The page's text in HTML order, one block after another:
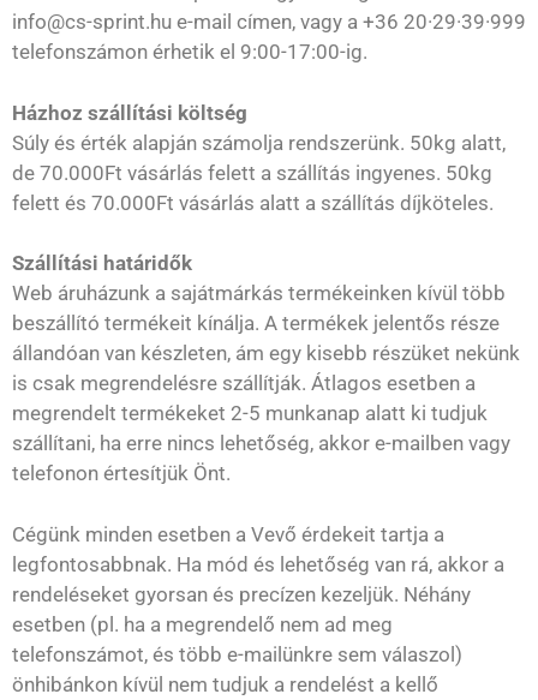
info@cs-sprint.hu e-mail címen, vagy a +36 20·29·39·999
telefonszámon érhetik el 9:00-17:00-ig.
Házhoz szállítási költség
Súly és érték alapján számolja rendszerünk. 50kg alatt,
de 70.000Ft vásárlás felett a szállítás ingyenes. 50kg
felett és 70.000Ft vásárlás alatt a szállítás díjköteles.
Szállítási határidők
Web áruházunk a sajátmárkás termékeinken kívül több
beszállító termékeit kínálja. A termékek jelentős része
állandóan van készleten, ám egy kisebb részüket nekünk
is csak megrendelésre szállítják. Átlagos esetben a
megrendelt termékeket 2-5 munkanap alatt ki tudjuk
szállítani, ha erre nincs lehetőség, akkor e-mailben vagy
telefonon értesítjük Önt.
Cégünk minden esetben a Vevő érdekeit tartja a
legfontosabbnak. Ha mód és lehetőség van rá, akkor a
rendeléseket gyorsan és precízen kezeljük. Néhány
esetben (pl. ha a megrendelő nem ad meg
telefonszámot, és több e-mailünkre sem válaszol)
önhibánkon kívül nem tudjuk a rendelést a kellő